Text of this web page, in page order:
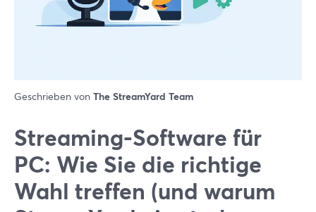
Geschrieben von The StreamYard Team
Streaming-Software für
PC: Wie Sie die richtige
Wahl treffen (und warum